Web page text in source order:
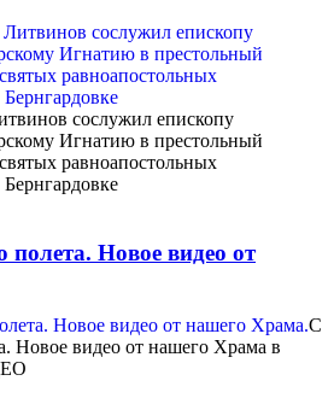
сослужил епископу
Игнатию в престольный
равноапостольных
Новое видео от
С
Новое видео от нашего Храма в